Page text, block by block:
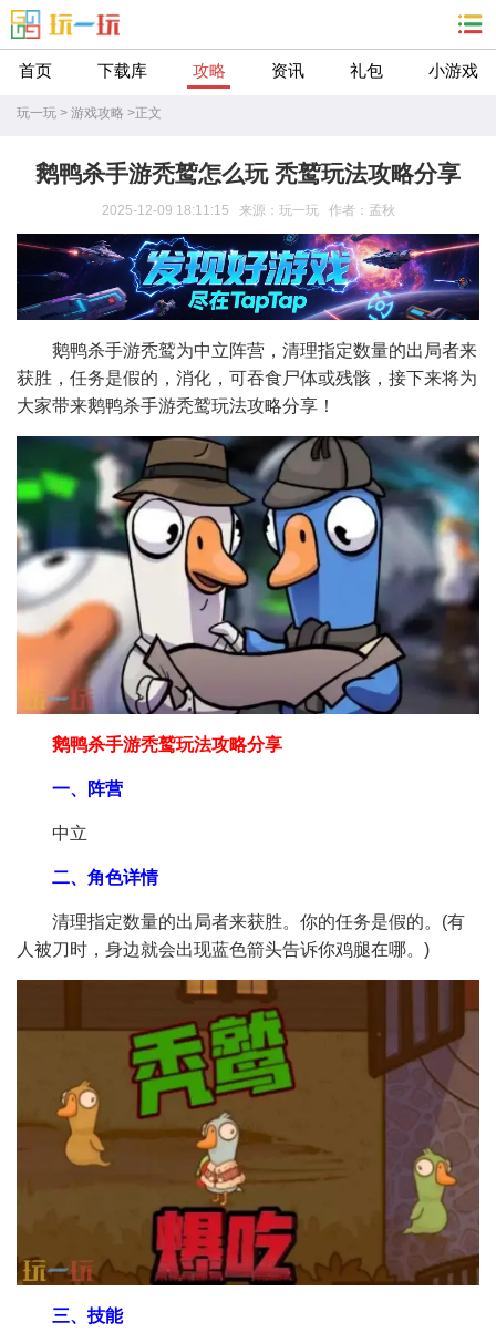
首页 下载库 攻略 资讯 礼包 小游戏
玩一玩 > 游戏攻略 >正文
鹅鸭杀手游秃鹫怎么玩 秃鹫玩法攻略分享
2025-12-09 18:11:15 来源：玩一玩 作者：孟秋
鹅鸭杀手游秃鹫为中立阵营，清理指定数量的出局者来
获胜，任务是假的，消化，可吞食尸体或残骸，接下来将为
大家带来鹅鸭杀手游秃鹫玩法攻略分享！
鹅鸭杀手游秃鹫玩法攻略分享
一、阵营
中立
二、角色详情
清理指定数量的出局者来获胜。你的任务是假的。(有
人被刀时，身边就会出现蓝色箭头告诉你鸡腿在哪。)
三、技能